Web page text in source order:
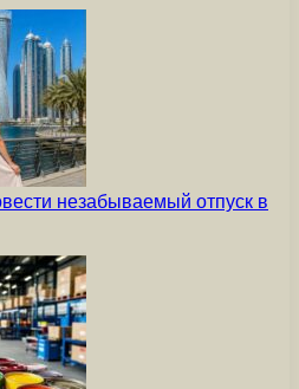
незабываемый отпуск в